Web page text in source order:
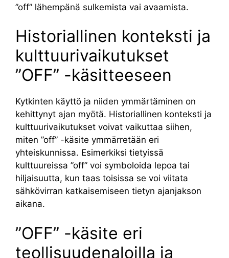
”off” lähempänä sulkemista vai avaamista.
Historiallinen konteksti ja
kulttuurivaikutukset
”OFF” -käsitteeseen
Kytkinten käyttö ja niiden ymmärtäminen on
kehittynyt ajan myötä. Historiallinen konteksti ja
kulttuurivaikutukset voivat vaikuttaa siihen,
miten ”off” -käsite ymmärretään eri
yhteiskunnissa. Esimerkiksi tietyissä
kulttuureissa ”off” voi symboloida lepoa tai
hiljaisuutta, kun taas toisissa se voi viitata
sähkövirran katkaisemiseen tietyn ajanjakson
aikana.
”OFF” -käsite eri
teollisuudenaloilla ja